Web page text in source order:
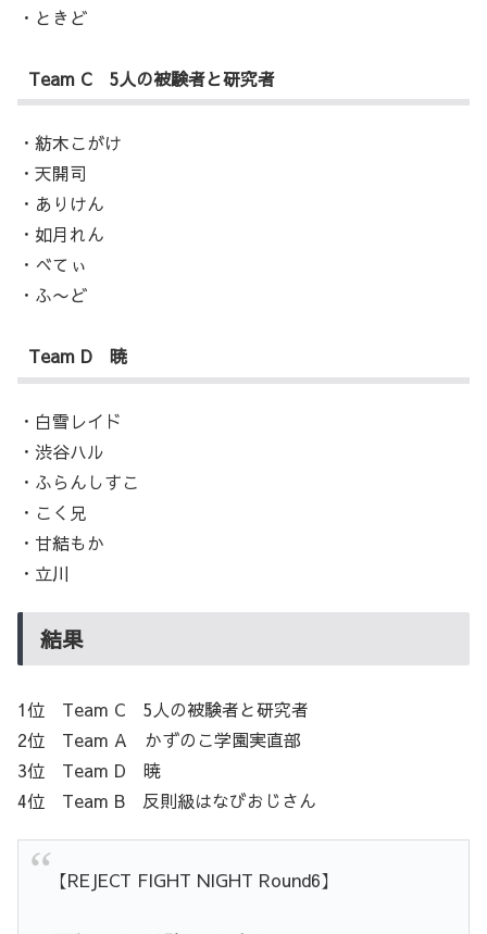
・ときど
Team C 5人の被験者と研究者
・紡木こがけ
・天開司
・ありけん
・如月れん
・べてぃ
・ふ〜ど
Team D 暁
・白雪レイド
・渋谷ハル
・ふらんしすこ
・こく兄
・甘結もか
・立川
結果
1位 Team C 5人の被験者と研究者
2位 Team A かずのこ学園実直部
3位 Team D 暁
4位 Team B 反則級はなびおじさん
【REJECT FIGHT NIGHT Round6】